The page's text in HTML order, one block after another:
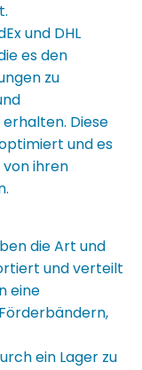
und DHL
es den
zu
Diese
und es
ihren
die Art und
und verteilt
eine
ein Lager zu